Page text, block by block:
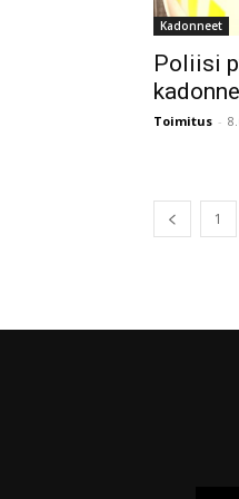
Kadonneet
Poliisi
Toimitus -
1